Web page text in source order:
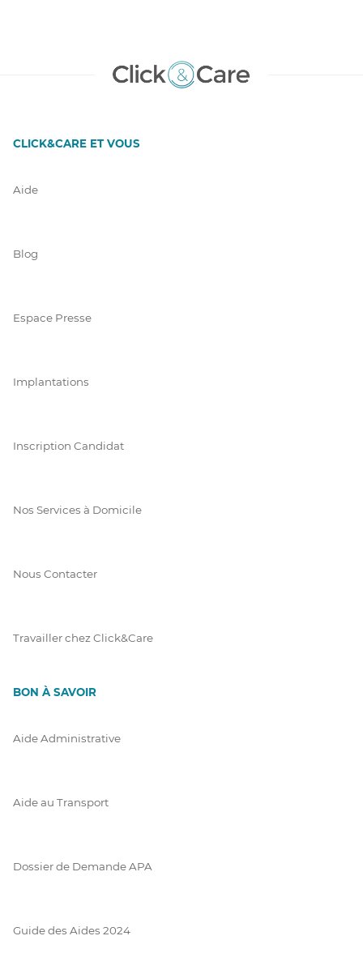
CLICK&CARE ET VOUS
Aide
Blog
Espace Presse
Implantations
Inscription Candidat
Nos Services à Domicile
Nous Contacter
Travailler chez Click&Care
BON À SAVOIR
Aide Administrative
Aide au Transport
Dossier de Demande APA
Guide des Aides 2024